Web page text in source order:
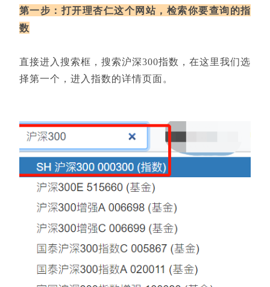
第一步：打开理杏仁这个网站，检索你要查询的指
数
直接进入搜索框，搜索沪深300指数，在这里我们选
择第一个，进入指数的详情页面。